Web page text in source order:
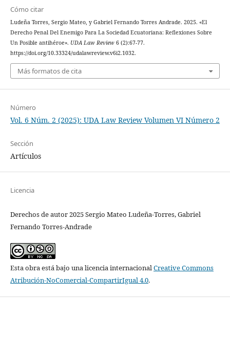
Cómo citar
Ludeña Torres, Sergio Mateo, y Gabriel Fernando Torres Andrade. 2025. «El
Derecho Penal Del Enemigo Para La Sociedad Ecuatoriana: Reflexiones Sobre
Un Posible antihéroe». UDA Law Review6 (2):67-77.
https://doi.org/10.33324/udalawreview.v6i2.1032.
Más formatos de cita
Número
Vol. 6 Núm. 2 (2025): UDA Law Review Volumen VI Número 2
Sección
Artículos
Licencia
Derechos de autor 2025 Sergio Mateo Ludeña-Torres, Gabriel
Fernando Torres-Andrade
Esta obra está bajo una licencia internacionalCreative Commons
Atribución-NoComercial-CompartirIgual 4.0.